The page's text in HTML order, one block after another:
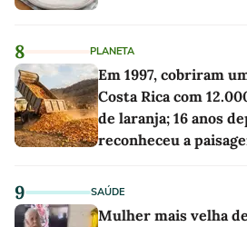
8 PLANETA
Em 1997, cobriram
Costa Rica com
de laranja; 16 anos
reconheceu a
9 SAÚDE
Mulher mais velha